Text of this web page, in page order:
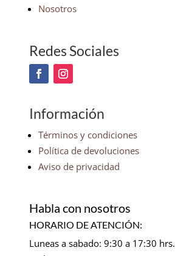
Nosotros
Redes Sociales
Información
Términos y condiciones
Política de devoluciones
Aviso de privacidad
Habla con nosotros
HORARIO DE ATENCIÓN:
Luneas a sabado: 9:30 a 17:30 hrs.